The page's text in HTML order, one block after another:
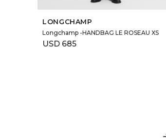
SELECCIONAR TALLE
LONGCHAMP
Longchamp -HANDBAG LE ROSEAU XS
USD 685